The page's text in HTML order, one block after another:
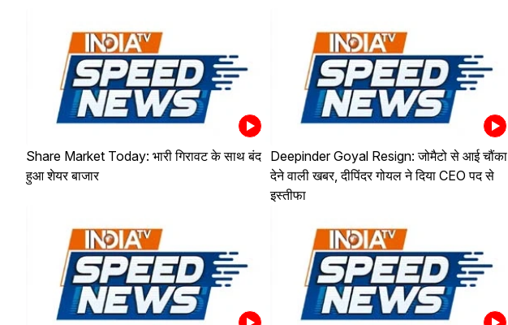
Share Market Today: भारी गिरावट के साथ बंद
हुआ शेयर बाजार
Deepinder Goyal Resign: जोमैटो से आई चौंका
देने वाली खबर, दीपिंदर गोयल ने दिया CEO पद से
इस्तीफा